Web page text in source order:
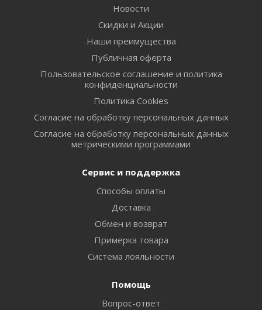
Новости
Скидки и Акции
Наши преимущества
Публичная оферта
Пользовательское соглашение и политика
конфиденциальности
Политика Cookies
Согласие на обработку персональных данных
Согласие на обработку персональных данных
метрическими программами
Сервис и поддержка
Способы оплаты
Доставка
Обмен и возврат
Примерка товара
Система лояльности
Помощь
Вопрос-ответ